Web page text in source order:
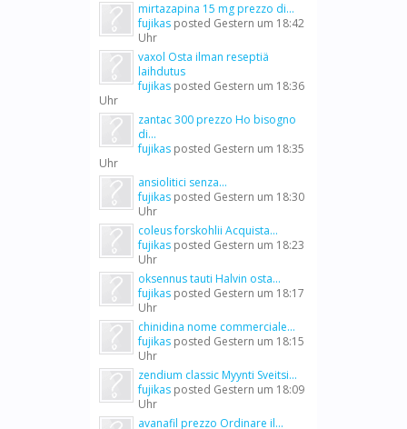
mirtazapina 15 mg prezzo di...
fujikas posted Gestern um 18:42
Uhr
vaxol Osta ilman reseptiä
laihdutus
fujikas posted Gestern um 18:36
Uhr
zantac 300 prezzo Ho bisogno
di...
fujikas posted Gestern um 18:35
Uhr
ansiolitici senza...
fujikas posted Gestern um 18:30
Uhr
coleus forskohlii Acquista...
fujikas posted Gestern um 18:23
Uhr
oksennus tauti Halvin osta...
fujikas posted Gestern um 18:17
Uhr
chinidina nome commerciale...
fujikas posted Gestern um 18:15
Uhr
zendium classic Myynti Sveitsi...
fujikas posted Gestern um 18:09
Uhr
avanafil prezzo Ordinare il...